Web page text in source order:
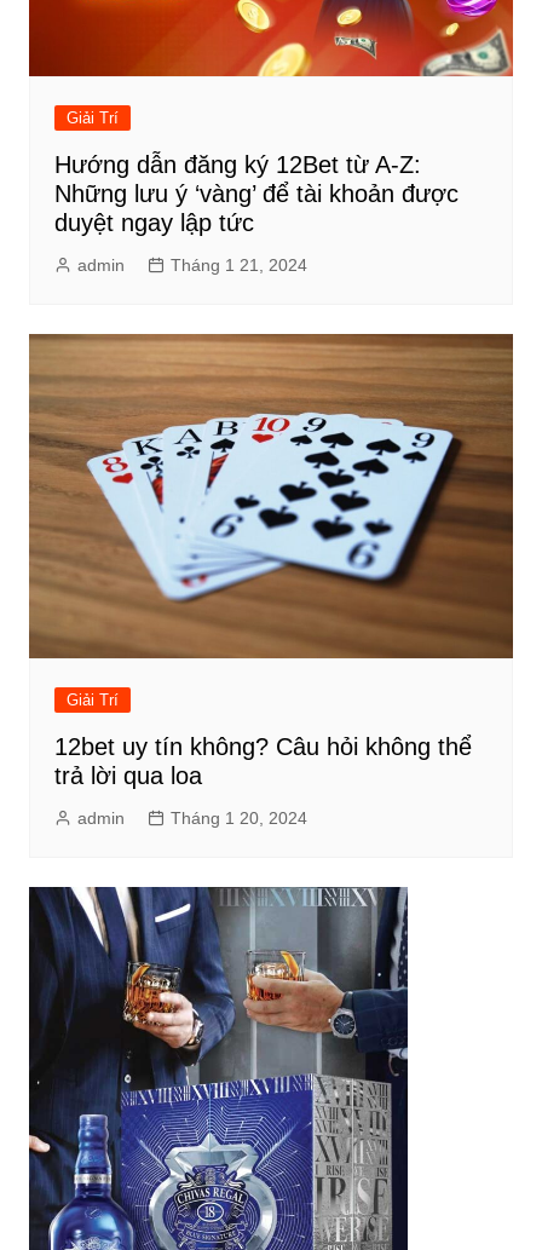
Giải Trí
Hướng dẫn đăng ký 12Bet từ A-Z:
Những lưu ý ‘vàng’ để tài khoản được
duyệt ngay lập tức
admin Tháng 1 21, 2024
Giải Trí
12bet uy tín không? Câu hỏi không thể
trả lời qua loa
admin Tháng 1 20, 2024